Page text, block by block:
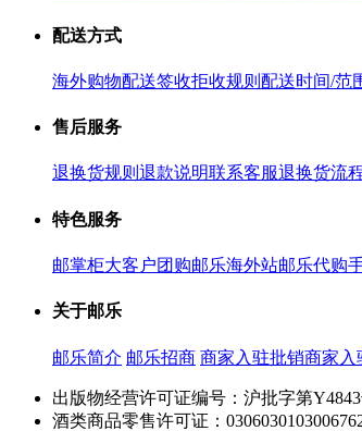
配送方式
海外购物配送签收拒收规则 配送时间/范
售后服务
退换货规则 退款说明联系客服退换货流
特色服务
邮掌柜大客户团购邮乐海外站邮乐代购
关于邮乐
邮乐简介 邮乐招商 商家入驻批销商家入
出版物经营许可证编号：沪批字第
酒类商品零售许可证：